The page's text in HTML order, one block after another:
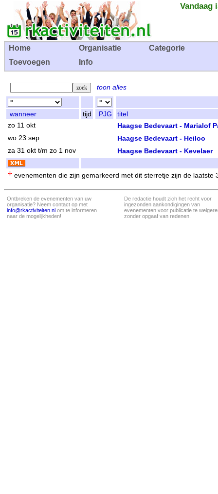
Vandaag
Home Organisatie
Categorie
Toevoegen
Info
toon alles
wanneer tijd PJG
titel
zo 11 okt
Haagse Bedevaart - Marialof
wo 23 sep Haagse Bedevaart - Heiloo
za 31 okt t/m zo 1 nov Haagse Bedevaart - Kevelaer
evenementen die zijn gemarkeerd met dit sterretje zijn de laatste
Ontbreken de evenementen van uw
organisatie? Neem contact op met
info@rkactiviteiten.nl om te informeren
naar de mogelijkheden!
De redactie houdt zich het recht voor
ingezonden aankondigingen van
evenementen voor publicatie te
zonder opgaaf van redenen.